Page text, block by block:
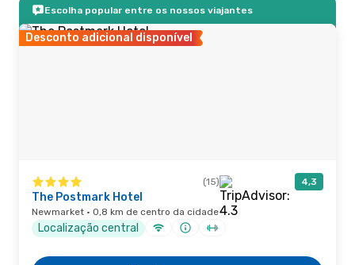
Escolha popular entre os nossos viajantes
Desconto adicional disponível
(15) 4,3
The Postmark Hotel
Newmarket · 0,8 km de centro da cidade
Localização central